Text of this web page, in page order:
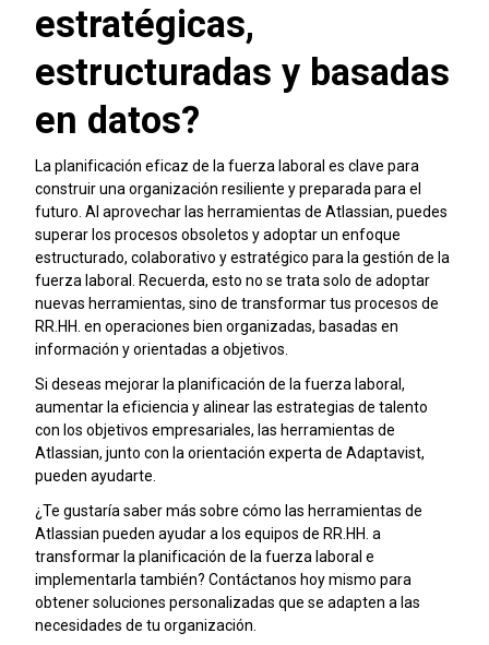
estratégicas,
estructuradas y basadas
en datos?
La planificación eficaz de la fuerza laboral es clave para
construir una organización resiliente y preparada para el
futuro. Al aprovechar las herramientas de Atlassian, puedes
superar los procesos obsoletos y adoptar un enfoque
estructurado, colaborativo y estratégico para la gestión de la
fuerza laboral. Recuerda, esto no se trata solo de adoptar
nuevas herramientas, sino de transformar tus procesos de
RR.HH. en operaciones bien organizadas, basadas en
información y orientadas a objetivos.
Si deseas mejorar la planificación de la fuerza laboral,
aumentar la eficiencia y alinear las estrategias de talento
con los objetivos empresariales, las herramientas de
Atlassian, junto con la orientación experta de Adaptavist,
pueden ayudarte.
¿Te gustaría saber más sobre cómo las herramientas de
Atlassian pueden ayudar a los equipos de RR.HH. a
transformar la planificación de la fuerza laboral e
implementarla también? Contáctanos hoy mismo para
obtener soluciones personalizadas que se adapten a las
necesidades de tu organización.